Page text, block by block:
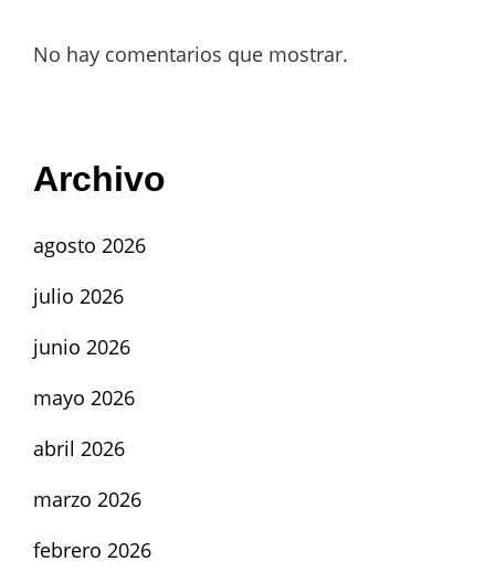
No hay comentarios que mostrar.
Archivo
agosto 2026
julio 2026
junio 2026
mayo 2026
abril 2026
marzo 2026
febrero 2026